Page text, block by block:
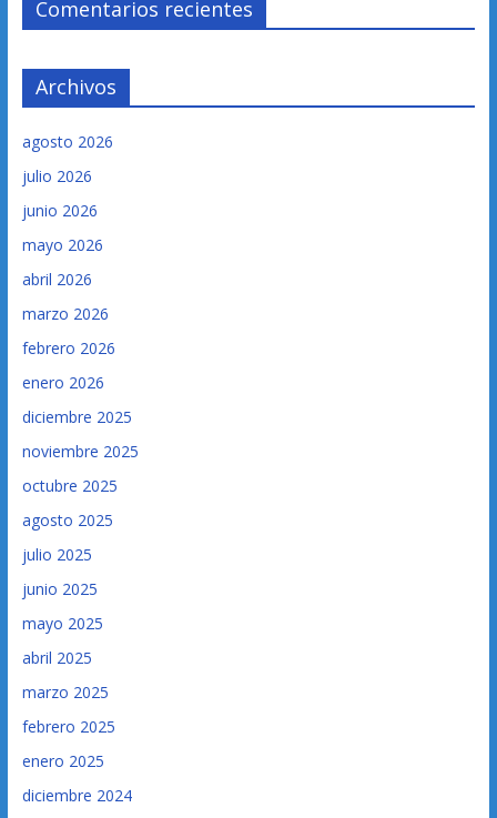
Comentarios recientes
Archivos
agosto 2026
julio 2026
junio 2026
mayo 2026
abril 2026
marzo 2026
febrero 2026
enero 2026
diciembre 2025
noviembre 2025
octubre 2025
agosto 2025
julio 2025
junio 2025
mayo 2025
abril 2025
marzo 2025
febrero 2025
enero 2025
diciembre 2024